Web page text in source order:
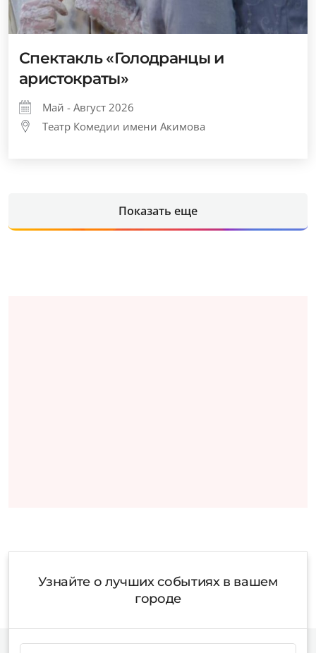
Спектакль «Голодранцы и
аристократы»
Май - Август 2026
Театр Комедии имени Акимова
Показать еще
Узнайте о лучших событиях в вашем
городе